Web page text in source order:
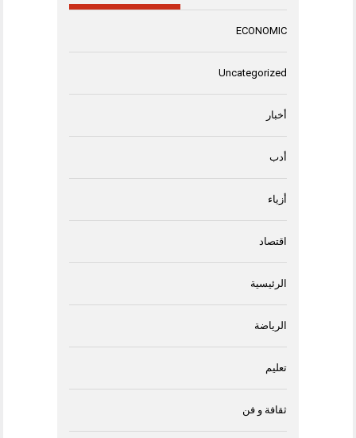
ECONOMIC
Uncategorized
أخبار
أدب
أزياء
اقتصاد
الرئيسية
الرياضة
تعليم
ثقافة و فن